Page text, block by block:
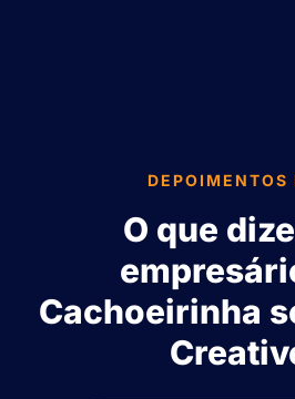
DEPOIMENTOS
O que
Cachoeirinha